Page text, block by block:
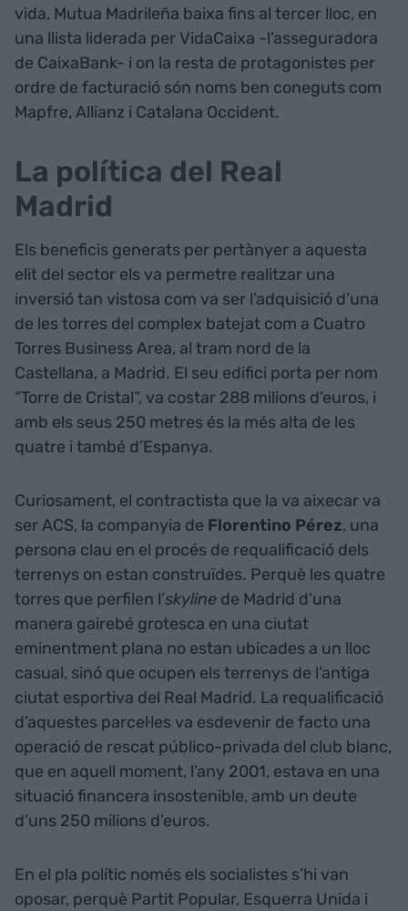
vida, Mutua Madrileña baixa fins al tercer lloc, en
una llista liderada per VidaCaixa -l’asseguradora
de CaixaBank- i on la resta de protagonistes per
ordre de facturació són noms ben coneguts com
Mapfre, Allianz i Catalana Occident.
La política del Real
Madrid
Els beneficis generats per pertànyer a aquesta
elit del sector els va permetre realitzar una
inversió tan vistosa com va ser l’adquisició d’una
de les torres del complex batejat com a Cuatro
Torres Business Area, al tram nord de la
Castellana, a Madrid. El seu edifici porta per nom
“Torre de Cristal”, va costar 288 milions d’euros, i
amb els seus 250 metres és la més alta de les
quatre i també d’Espanya.
Curiosament, el contractista que la va aixecar va
ser ACS, la companyia de Florentino Pérez, una
persona clau en el procés de requalificació dels
terrenys on estan construïdes. Perquè les quatre
torres que perfilen l’skyline de Madrid d’una
manera gairebé grotesca en una ciutat
eminentment plana no estan ubicades a un lloc
casual, sinó que ocupen els terrenys de l’antiga
ciutat esportiva del Real Madrid. La requalificació
d’aquestes parcel·les va esdevenir de facto una
operació de rescat público-privada del club blanc,
que en aquell moment, l’any 2001, estava en una
situació financera insostenible, amb un deute
d’uns 250 milions d’euros.
En el pla polític només els socialistes s’hi van
oposar, perquè Partit Popular, Esquerra Unida i